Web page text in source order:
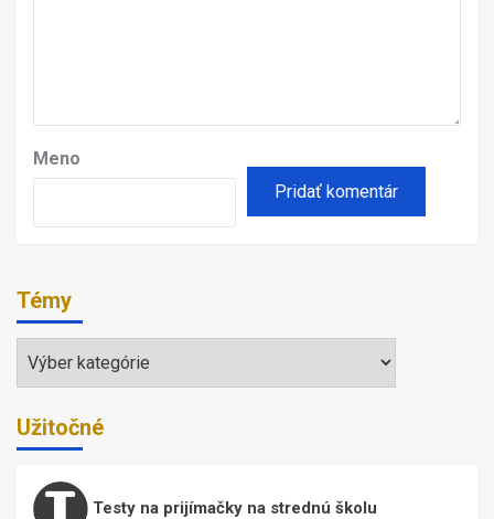
Meno
Témy
Témy
Užitočné
Testy na prijímačky na strednú školu